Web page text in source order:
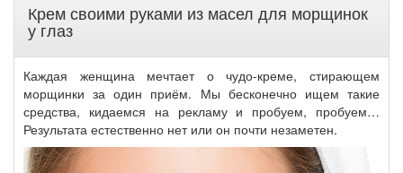
Крем своими руками из масел для морщинок
у глаз
Каждая женщина мечтает о чудо-креме, стирающем
морщинки за один приём. Мы бесконечно ищем такие
средства, кидаемся на рекламу и пробуем, пробуем…
Результата естественно нет или он почти незаметен.